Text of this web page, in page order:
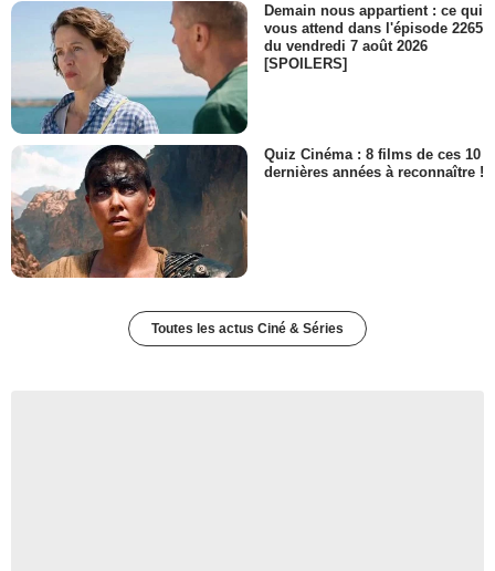
Demain nous appartient : ce qui
vous attend dans l'épisode 2265
du vendredi 7 août 2026
[SPOILERS]
Quiz Cinéma : 8 films de ces 10
dernières années à reconnaître !
Toutes les actus Ciné & Séries